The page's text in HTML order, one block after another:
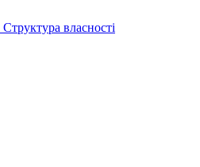
Структура власності